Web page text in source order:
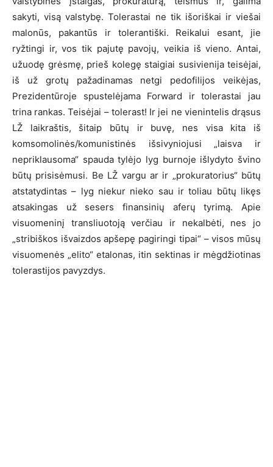
sakyti, visą valstybę. Tolerastai ne tik išoriškai ir viešai
malonūs, pakantūs ir tolerantiški. Reikalui esant, jie
ryžtingi ir, vos tik pajutę pavojų, veikia iš vieno. Antai,
užuodę grėsmę, prieš kolegę staigiai susivienija teisėjai,
iš už grotų pažadinamas netgi pedofilijos veikėjas,
Prezidentūroje spustelėjama Forward ir tolerastai jau
trina rankas. Teisėjai – tolerast! Ir jei ne vienintelis drąsus
LŽ laikraštis, šitaip būtų ir buvę, nes visa kita iš
komsomolinės/komunistinės išsivyniojusi „laisva ir
nepriklausoma“ spauda tylėjo lyg burnoje išlydyto švino
būtų prisisėmusi. Be LŽ vargu ar ir „prokuratorius“ būtų
atstatydintas – lyg niekur nieko sau ir toliau būtų likęs
atsakingas už sesers finansinių aferų tyrimą. Apie
visuomeninį transliuotoją verčiau ir nekalbėti, nes jo
„stribiškos išvaizdos apšepę pagiringi tipai“ – visos mūsų
visuomenės „elito“ etalonas, itin sektinas ir mėgdžiotinas
tolerastijos pavyzdys.